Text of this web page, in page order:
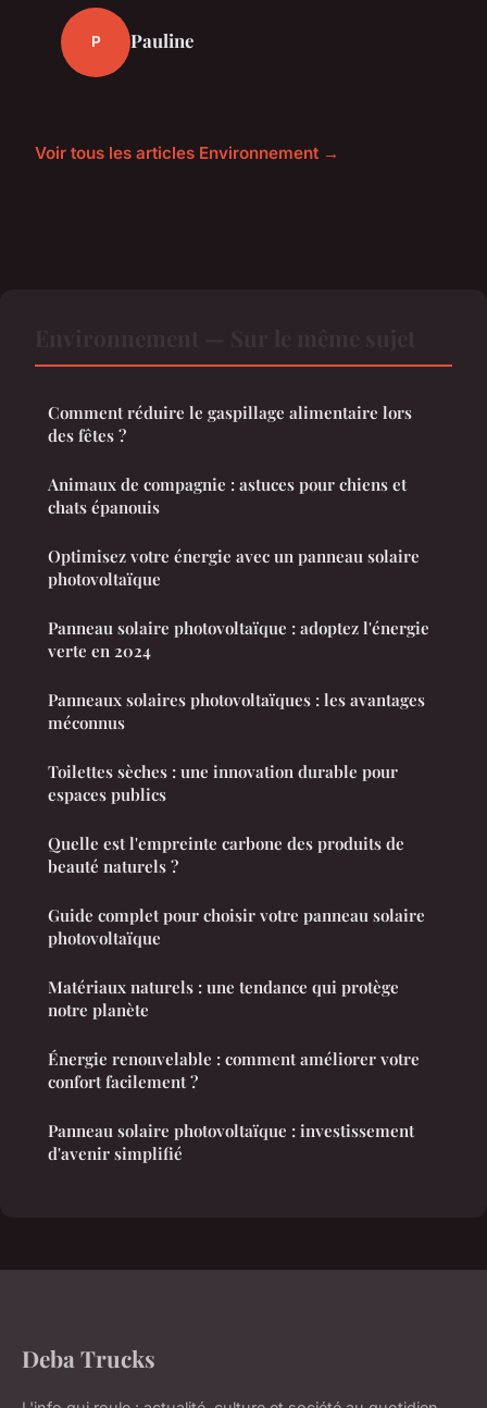
P Pauline
Voir tous les articles Environnement →
Comment réduire le gaspillage alimentaire lors
des fêtes ?
Animaux de compagnie : astuces pour chiens et
chats épanouis
Optimisez votre énergie avec un panneau solaire
photovoltaïque
Panneau solaire photovoltaïque : adoptez l'énergie
verte en 2024
Panneaux solaires photovoltaïques : les avantages
méconnus
Toilettes sèches : une innovation durable pour
espaces publics
Quelle est l'empreinte carbone des produits de
beauté naturels ?
Guide complet pour choisir votre panneau solaire
photovoltaïque
Matériaux naturels : une tendance qui protège
notre planète
Énergie renouvelable : comment améliorer votre
confort facilement ?
Panneau solaire photovoltaïque : investissement
d'avenir simplifié
Deba Trucks